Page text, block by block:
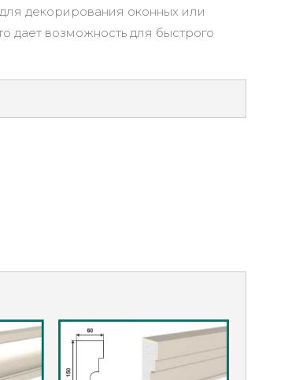
декорирования оконных или
дает возможность для быстрого